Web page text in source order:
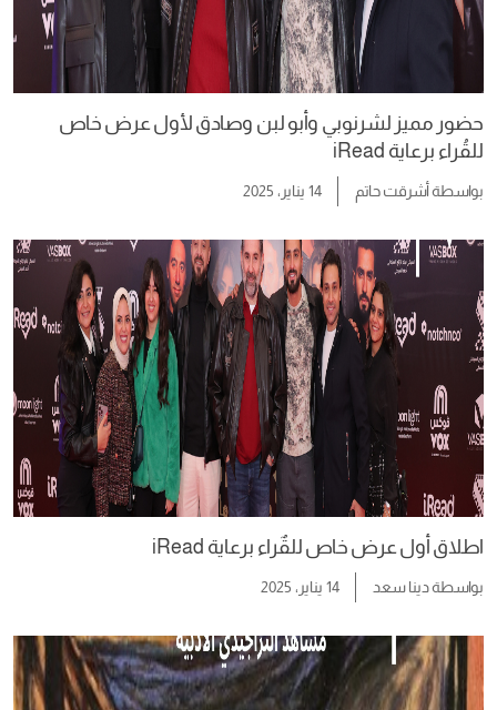
حضور مميز لشرنوبي وأبو لبن وصادق لأول عرض خاص
للقُراء برعاية iRead
بواسطةأشرقت حاتم 14 يناير، 2025
اطلاق أول عرض خاص للقٌراء برعاية iRead
بواسطةدينا سعد 14 يناير، 2025